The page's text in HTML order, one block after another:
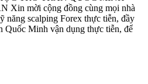
mời cộng đồng cùng mọi nhà
năng scalping Forex thực tiễn, đầy
Quốc Minh vận dụng thực tiễn, để